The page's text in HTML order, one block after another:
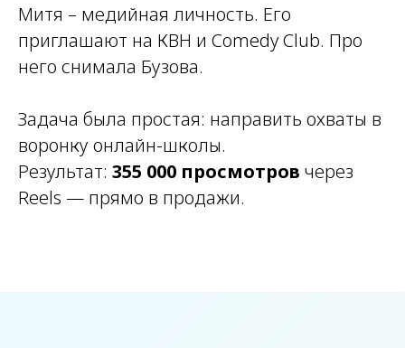
Митя – медийная личность. Его
приглашают на КВН и Comedy Club. Про
него снимала Бузова.
Задача была простая: направить охваты в
воронку онлайн-школы.
Результат: 355 000 просмотров через
Reels — прямо в продажи.